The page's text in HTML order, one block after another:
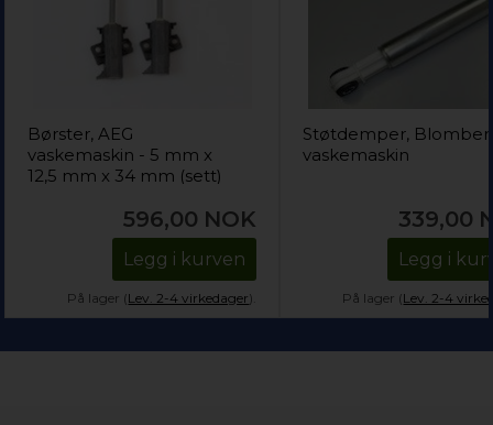
Børster, AEG
vaskemaskin - 5 mm x
12,5 mm x 34 mm (sett)
596,00 NOK
Legg i kurven
På lager (Lev. 2-4 virkedager).
Støtdemper,
vaskemaskin
339,00
Legg i
På lager (Lev. 2-4